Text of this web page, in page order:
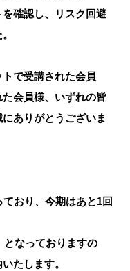
確認し、リスク回避
で受講された会員
会員様、いずれの皆
ありがとうございま
おり、今期はあと1回
となっておりますの
たします。